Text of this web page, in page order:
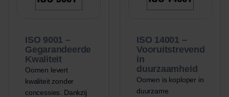
ISO 9001 –
Gegarandeerde
Kwaliteit
Oomen levert
kwaliteit zonder
concessies. Dankzij
ISO 14001 –
Vooruitstrevend
in
duurzaamheid
Oomen is koploper in
duurzame